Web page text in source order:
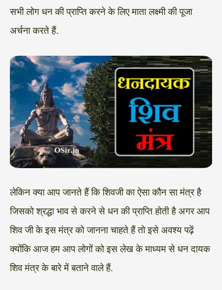
सभी लोग धन की प्राप्ति करने के लिए माता लक्ष्मी की पूजा
अर्चना करते हैं.
लेकिन क्या आप जानते हैं कि शिवजी का ऐसा कौन सा मंत्र है
जिसको श्रद्धा भाव से करने से धन की प्राप्ति होती है अगर आप
शिव जी के इस मंत्र को जानना चाहते हैं तो इसे अवश्य पढ़ें
क्योंकि आज हम आप लोगों को इस लेख के माध्यम से धन दायक
शिव मंत्र के बारे में बताने वाले हैं.